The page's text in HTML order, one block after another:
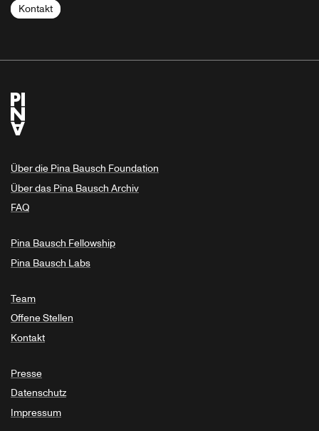
Kontakt
Über die Pina Bausch Foundation
Über das Pina Bausch Archiv
FAQ
Pina Bausch Fellowship
Pina Bausch Labs
Team
Offene Stellen
Kontakt
Presse
Datenschutz
Impressum